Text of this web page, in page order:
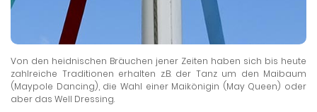
Von den heidnischen Bräuchen jener Zeiten haben sich bis heute
zahlreiche Traditionen erhalten z.B. der Tanz um den Maibaum
(Maypole Dancing), die Wahl einer Maikönigin (May Queen) oder
aber das Well Dressing.